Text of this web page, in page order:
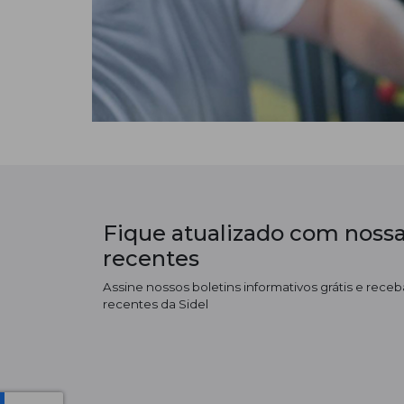
Fique atualizado com
recentes
Assine nossos boletins informativos grátis e
recentes da Sidel